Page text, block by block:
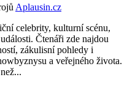
Aplausin.cz
celebrity, kulturní scénu,
Čtenáři zde najdou
zákulisní pohledy i
a veřejného života.